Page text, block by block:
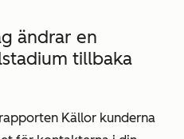
ändrar en
tillbaka
Källor kunderna